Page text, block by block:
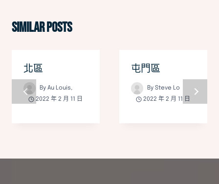
覽
Similar Posts
北區
By Au Louis,
2022 年 2 月 11 日
屯門區
By Steve Lo
2022 年 2 月 11 日